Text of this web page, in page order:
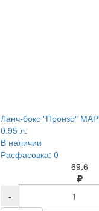
Ланч-бокс "Пронзо"
0.95 л.
В наличии
Расфасовка: 0
69.6
-